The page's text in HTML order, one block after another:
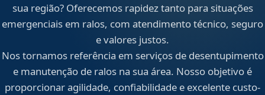
sua região? Oferecemos rapidez tanto para situações
emergenciais em ralos, com atendimento técnico, seguro
e valores justos.
Nos tornamos referência em serviços de desentupimento
e manutenção de ralos na sua área. Nosso objetivo é
proporcionar agilidade, confiabilidade e excelente custo-